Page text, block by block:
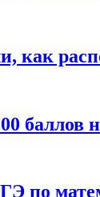
как
баллов
по